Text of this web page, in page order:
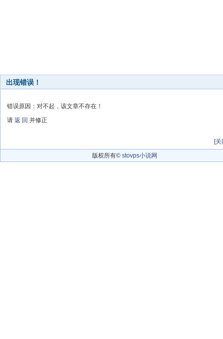
出现错误！
错误原因：对不起，该文章不存在！
请 返 回 并修正
[关
版权所有© stovps小说网